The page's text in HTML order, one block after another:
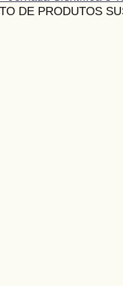
DE PRODUTOS